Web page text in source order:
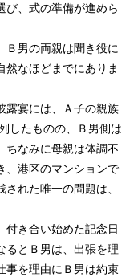
び、式の準備が進めら
Ｂ男の両親は聞き役に
然なほどまでにありま
露宴には、Ａ子の親族
したものの、Ｂ男側は
ちなみに母親は体調不
、港区のマンションで
れた唯一の問題は、
付き合い始めた記念日
るとＢ男は、出張を理
事を理由にＢ男は約束